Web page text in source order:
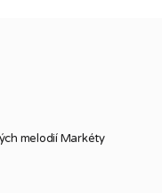
melodií Markéty